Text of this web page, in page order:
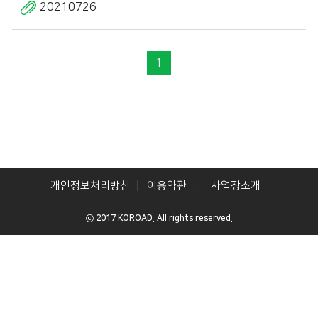
20210726
1
개인정보처리방침 이용약관 사업장소개
ⓒ 2017 KOROAD. All rights reserved.